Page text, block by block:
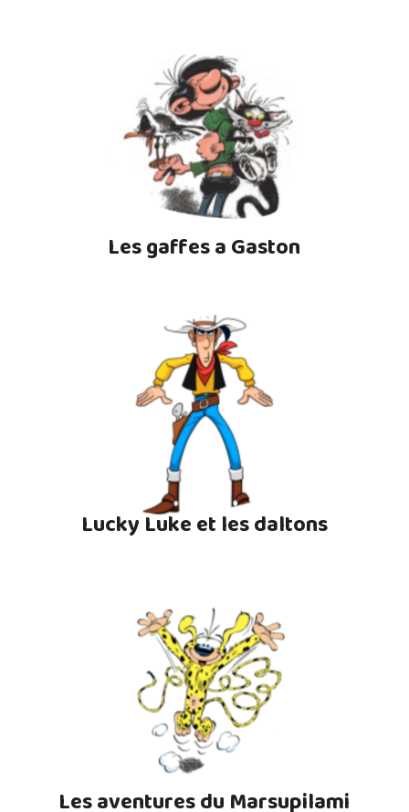
Les gaffes a Gaston
Lucky Luke et les daltons
Les aventures du Marsupilami